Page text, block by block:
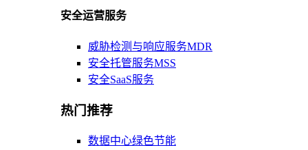
安全运营服务
威胁检测与响应服务MDR
安全托管服务MSS
安全SaaS服务
热门推荐
数据中心绿色节能